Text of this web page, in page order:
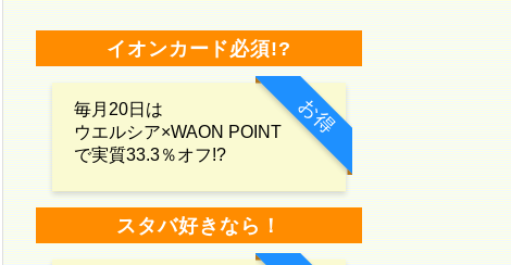
イオンカード必須!?
お得
毎月20日は
ウエルシア×WAON POINT
で実質33.3％オフ!?
スタバ好きなら！